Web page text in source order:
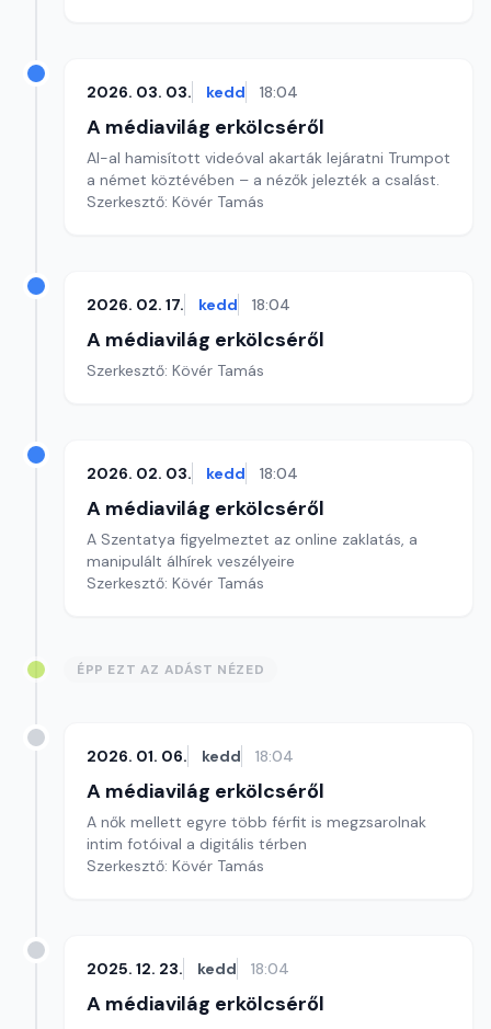
2026. 03. 03. kedd 18:04
A médiavilág erkölcséről
AI-al hamisított videóval akarták lejáratni Trumpot
a német köztévében – a nézők jelezték a csalást.
Szerkesztő: Kövér Tamás
2026. 02. 17. kedd 18:04
A médiavilág erkölcséről
Szerkesztő: Kövér Tamás
2026. 02. 03. kedd 18:04
A médiavilág erkölcséről
A Szentatya figyelmeztet az online zaklatás, a
manipulált álhírek veszélyeire
Szerkesztő: Kövér Tamás
ÉPP EZT AZ ADÁST NÉZED
2026. 01. 06. kedd 18:04
A médiavilág erkölcséről
A nők mellett egyre több férfit is megzsarolnak
intim fotóival a digitális térben
Szerkesztő: Kövér Tamás
2025. 12. 23. kedd 18:04
A médiavilág erkölcséről